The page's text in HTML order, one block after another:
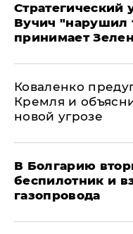
Стратегический
Вучич "нарушил
принимает
Коваленко
Кремля и
новой угрозе
В Болгарию
беспилотник и
газопровода